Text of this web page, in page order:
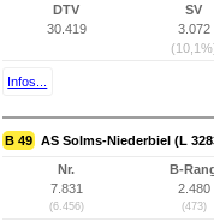
DTV
30.419
SV
3.072
Infos...
B 49 AS Solms-Niederbiel (L
Nr.
7.831
(6.456)
B-
2.480
(473)